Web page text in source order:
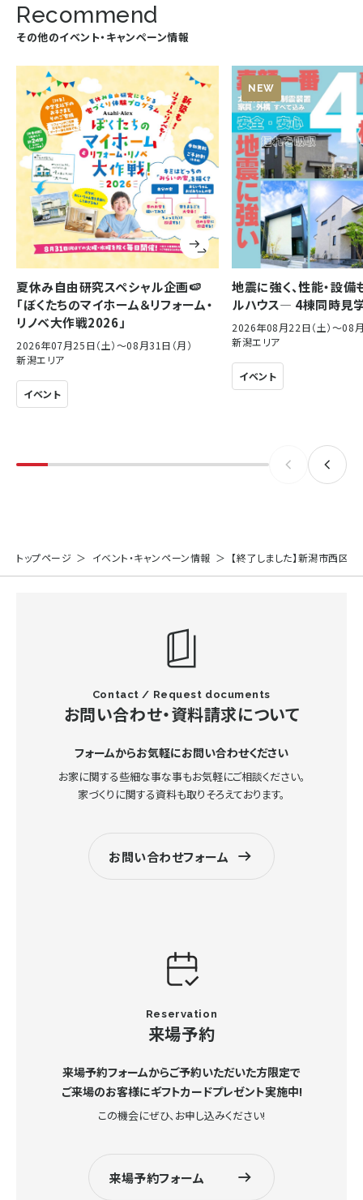
Recommend
その他のイベント・キャンペーン情報
夏休み自由研究スペシャル企画🍉
「ぼくたちのマイホーム＆リフォーム・
リノベ大作戦2026」
2026年07月25日（土）〜08月31日（月）
新潟エリア
イベント
NEW
地震に強く、性能・設備
ルハウス― 4棟同時見
2026年08月22日（土）〜08
新潟エリア
イベント
トップページ イベント・キャンペーン情報 【終了しました】新潟市西区
Contact / Request documents
お問い合わせ・資料請求について
フォームからお気軽にお問い合わせください
お家に関する些細な事な事もお気軽にご相談ください。
家づくりに関する資料も取りそろえております。
お問い合わせフォーム
Reservation
来場予約
来場予約フォームからご予約いただいた方限定で
ご来場のお客様にギフトカードプレゼント実施中!
この機会にぜひ、お申し込みください!
来場予約フォーム